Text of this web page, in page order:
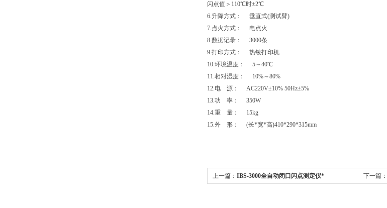
闪点值＞110℃时±2℃
6.升降方式： 垂直式(测试臂)
7.点火方式： 电点火
8.数据记录： 3000条
9.打印方式： 热敏打印机
10.环境温度： 5～40℃
11.相对湿度： 10%～80%
12.电 源： AC220V±10% 50Hz±5%
13.功 率： 350W
14.重 量： 15kg
15.外 形： (长*宽*高)410*290*315mm
上一篇： IBS-3000全自动闭口闪点测定仪* 下一篇：